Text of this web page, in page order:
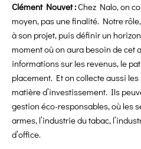
Clément Nouvet :Chez Nalo, on
moyen, pas une finalité. Notre
à son projet, puis définir un
moment où on aura besoin de cet
informations sur les revenus, le
placement. Et on collecte aussi
matière d’investissement. Ils
gestion éco-responsables, où les
armes, l’industrie du tabac,
d’office.